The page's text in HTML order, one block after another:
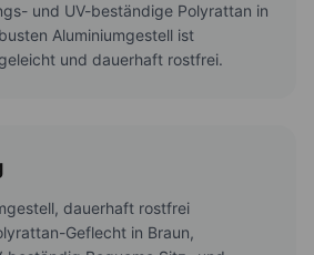
und UV-beständige Polyrattan in
Aluminiumgestell ist
und dauerhaft rostfrei.
dauerhaft rostfrei
Geflecht in Braun,